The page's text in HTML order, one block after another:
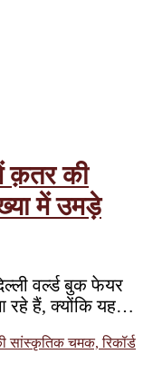
क़तर की
में उमड़े
वर्ल्ड बुक फेयर
रहे हैं, क्योंकि यह…
सांस्कृतिक चमक, रिकॉर्ड